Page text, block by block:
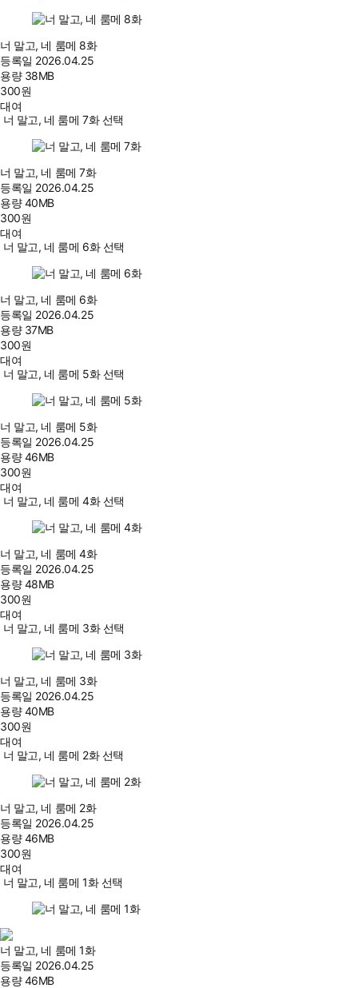
너 말고, 네 룸메 8화
등록일 2026.04.25
용량 38MB
300원
대여
너 말고, 네 룸메 7화 선택
너 말고, 네 룸메 7화
등록일 2026.04.25
용량40MB
300원
대여
너 말고, 네 룸메 6화 선택
너 말고, 네 룸메 6화
등록일 2026.04.25
용량 37MB
300원
대여
너 말고, 네 룸메 5화 선택
너 말고, 네 룸메 5화
등록일 2026.04.25
용량46MB
300원
대여
너 말고, 네 룸메 4화 선택
너 말고, 네 룸메 4화
등록일 2026.04.25
용량48MB
300원
대여
너 말고, 네 룸메 3화 선택
너 말고, 네 룸메 3화
등록일 2026.04.25
용량40MB
300원
대여
너 말고, 네 룸메 2화 선택
너 말고, 네 룸메 2화
등록일 2026.04.25
용량46MB
300원
대여
너 말고, 네 룸메 1화 선택
너 말고, 네 룸메 1화
등록일 2026.04.25
용량46MB